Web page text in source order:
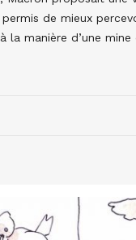
de mieux
manière d’une